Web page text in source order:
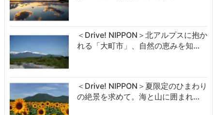
＜Drive! NIPPON＞北アルプスに抱か
れる「大町市」、自然の恵みを知…
＜Drive! NIPPON＞夏限定のひまわり
の絶景を求めて。海と山に囲まれ…